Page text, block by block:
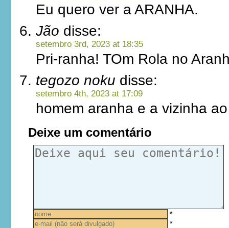
Eu quero ver a ARANHA.
Jão disse:
setembro 3rd, 2023 at 18:35
Pri-ranha! TOm Rola no
tegozo noku disse:
setembro 4th, 2023 at 17:09
homem aranha e a vizinha
Deixe um comentário
*
*